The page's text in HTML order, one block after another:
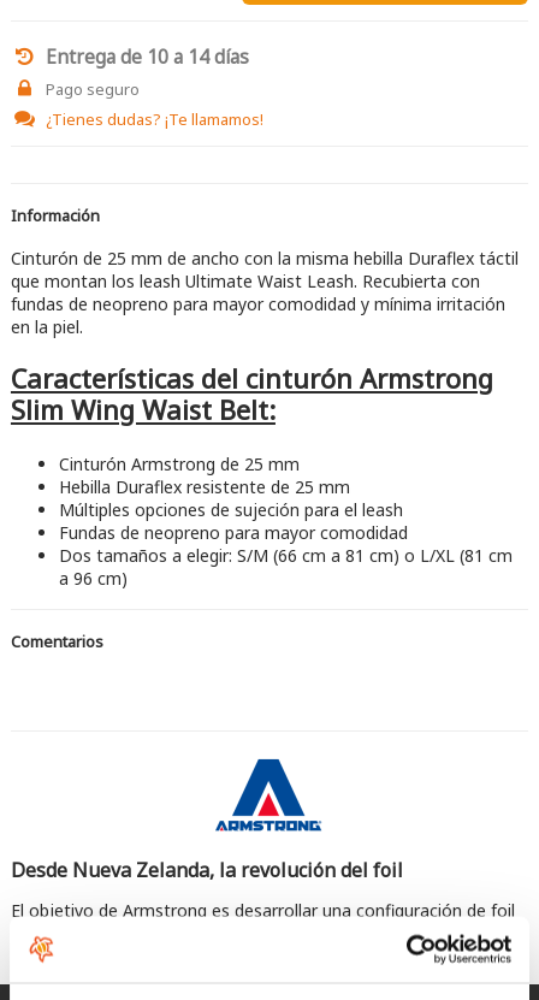
Entrega de 10 a 14 días
Pago seguro
¿Tienes dudas? ¡Te llamamos!
Información
Cinturón de 25 mm de ancho con la misma hebilla Duraflex táctil
que montan los leash Ultimate Waist Leash. Recubierta con
fundas de neopreno para mayor comodidad y mínima irritación
en la piel.
Características del cinturón Armstrong
Slim Wing Waist Belt:
Cinturón Armstrong de 25 mm
Hebilla Duraflex resistente de 25 mm
Múltiples opciones de sujeción para el leash
Fundas de neopreno para mayor comodidad
Dos tamaños a elegir: S/M (66 cm a 81 cm) o L/XL (81 cm
a 96 cm)
Comentarios
Desde Nueva Zelanda, la revolución del foil
El objetivo de Armstrong es desarrollar una configuración de foil
de primera línea que se pueda usar fácilmente para todas las
disciplinas.